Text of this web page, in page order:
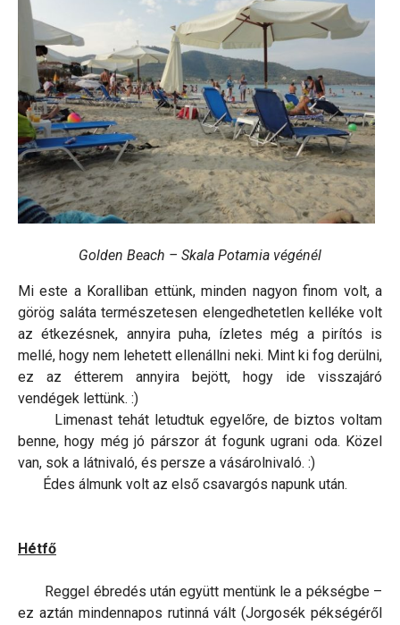
Golden Beach – Skala Potamia végénél
Mi este a Koralliban ettünk, minden nagyon finom volt, a
görög saláta természetesen elengedhetetlen kelléke volt
az étkezésnek, annyira puha, ízletes még a pirítós is
mellé, hogy nem lehetett ellenállni neki. Mint ki fog derülni,
ez az étterem annyira bejött, hogy ide visszajáró
vendégek lettünk. :)
Limenast tehát letudtuk egyelőre, de biztos voltam
benne, hogy még jó párszor át fogunk ugrani oda. Közel
van, sok a látnivaló, és persze a vásárolnivaló. :)
Édes álmunk volt az első csavargós napunk után.
Hétfő
Reggel ébredés után együtt mentünk le a pékségbe –
ez aztán mindennapos rutinná vált (Jorgosék pékségéről